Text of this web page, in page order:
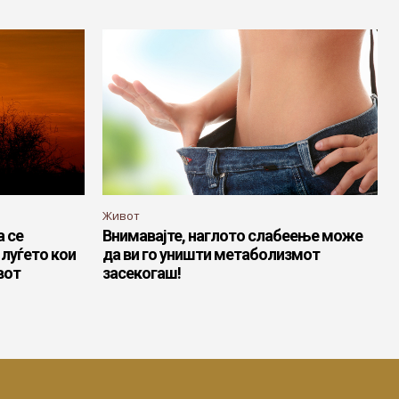
се
кои
Живот
Внимавајте, наглото слабеење може
да ви го уништи метаболизмот
засекогаш!